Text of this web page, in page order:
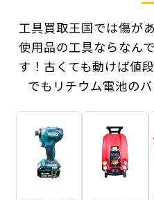
工具買取王国では傷が
使用品の工具ならなん
す！ 古くても動けば値
でもリチウム電池の